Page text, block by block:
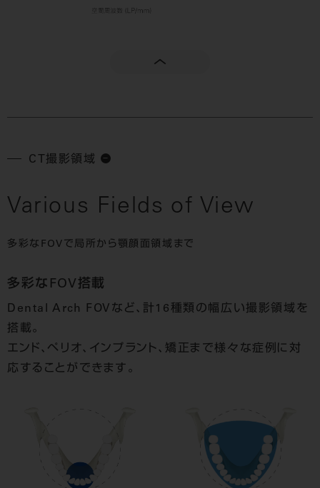
CT撮影領域
Various Fields of View
多彩なFOVで局所から顎顔面領域まで
多彩なFOV搭載
Dental Arch FOVなど、計16種類の幅広い撮影領域を
搭載。
エンド、ペリオ、インプラント、矯正まで様々な症例に対
応することができます。